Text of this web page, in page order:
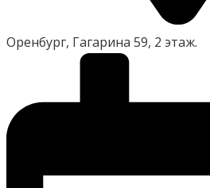
Оренбург, Гагарина 59, 2 этаж.